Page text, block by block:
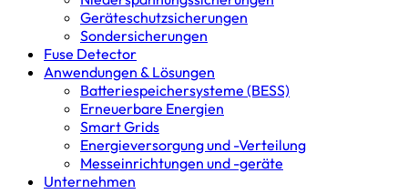
Geräteschutz­sicherungen
Sondersicherungen
Fuse Detector
Anwendungen & Lösungen
Batterie­speicher­systeme (BESS)
Erneuerbare Energien
Smart Grids
Energieversorgung und -Verteilung
Messeinrichtungen und -geräte
Unternehmen